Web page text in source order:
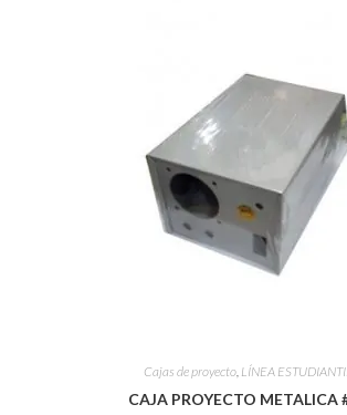
Cajas de proyecto, LÍNEA
CAJA PROYECTO METALICA